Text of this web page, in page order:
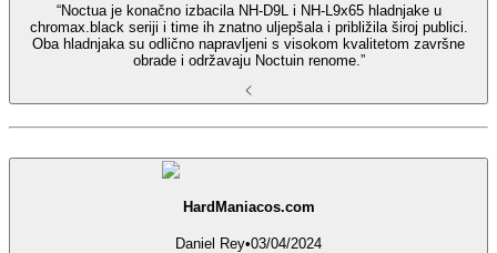
“Noctua je konačno izbacila NH-D9L i NH-L9x65 hladnjake u
chromax.black seriji i time ih znatno uljepšala i približila široj publici.
Oba hladnjaka su odlično napravljeni s visokom kvalitetom završne
obrade i održavaju Noctuin renome.”
HardManiacos.com
Daniel Rey•03/04/2024